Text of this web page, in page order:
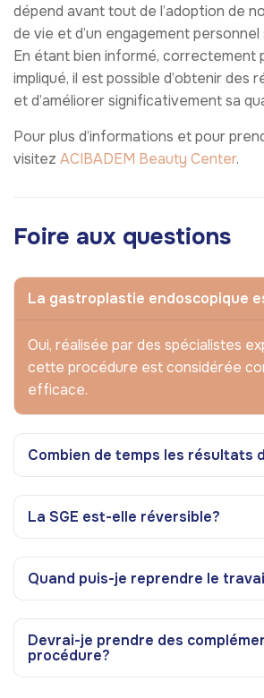
dépend avant tout de l’adoption de
de vie et d’un engagement
En étant bien informé, correctement
impliqué, il est possible d’obtenir des
et d’améliorer significativement sa
Pour plus d’informations et pour
visitez ACIBADEM Beauty Center.
Foire aux questions
La gastroplastie endoscopique
Oui, réalisée par des spécialistes
cette procédure est considérée
efficace.
Combien de temps les résultats
La SGE est-elle réversible?
Quand puis-je reprendre le
Devrai-je prendre des
procédure?